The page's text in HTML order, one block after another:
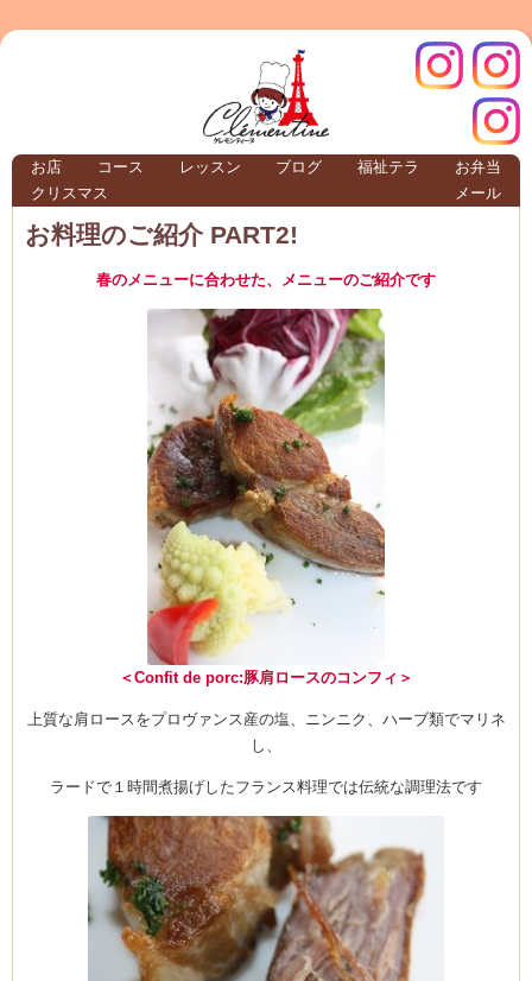
クレモンティーヌ – 新百合ヶ丘の料理教
お店 コース レッスン ブログ 福祉テラ
お弁当
クリスマス
メール
インス
クレモ
お料理のご紹介 PART2!
春のメニューに合わせた、メニューのご紹介です
＜Confit de porc:豚肩ロースのコンフィ＞
上質な肩ロースをプロヴァンス産の塩、ニンニク、ハーブ類でマリネ
し、
ラードで１時間煮揚げしたフランス料理では伝統な調理法です